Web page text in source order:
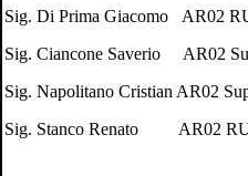
Sig. Di Prima Giacomo AR02
Sig. Ciancone Saverio AR02
Sig. Napolitano Cristian AR02
Sig. Stanco Renato AR02